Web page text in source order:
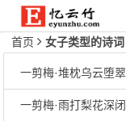
首页 女子类型的诗词
一剪梅·堆枕乌云堕
一剪梅·雨打梨花深